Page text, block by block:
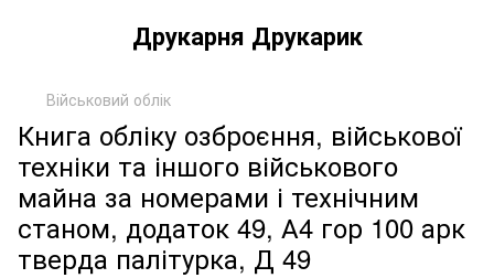
Друкарня Друкарик
Військовий облік
Книга обліку озброєння, військової
техніки та іншого військового
майна за номерами і технічним
станом, додаток 49, А4 гор 100 арк
тверда палітурка, Д 49